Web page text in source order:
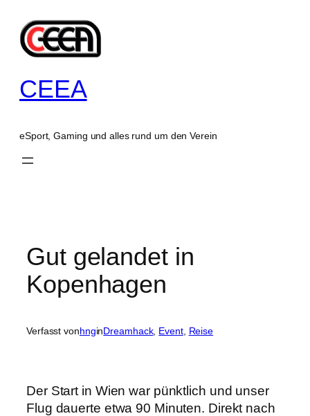
Inhalt
springen
CEEA
eSport, Gaming und alles rund um den Verein
Gut gelandet in
Kopenhagen
Verfasst vonhnginDreamhack, Event, Reise
Der Start in Wien war pünktlich und unser
Flug dauerte etwa 90 Minuten. Direkt nach